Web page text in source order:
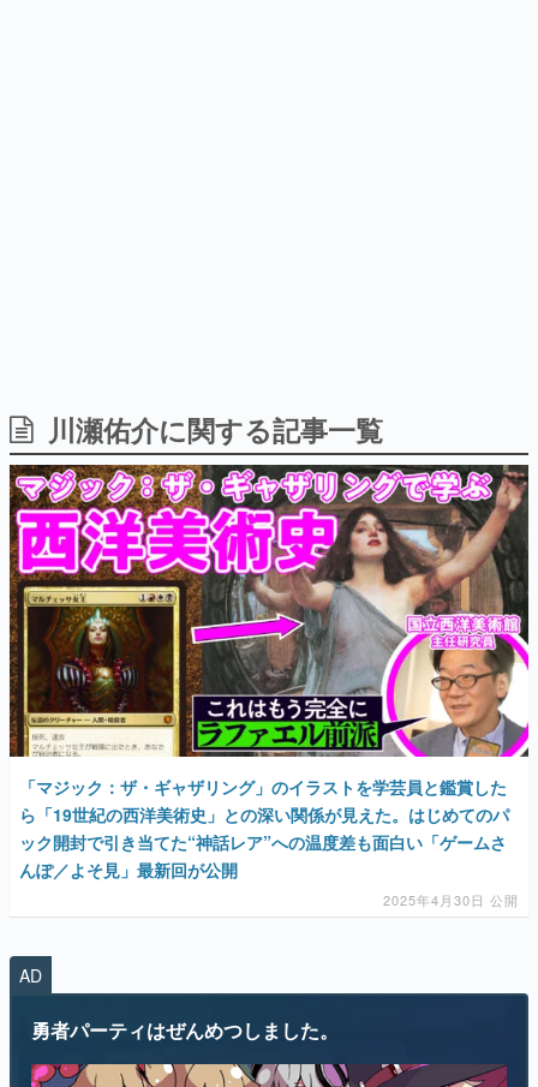
日本のモバイルゲーム史における主要なトピック・タイト
ルを網羅するほか、開発者へのインタビューや識者による
解説を掲載。約20年の歴史が一望できる決定版！
若ゲのいたり〜ゲームクリエイターの青春〜
『うつヌケ』『ペンと箸』等で知られるマンガ家・田中圭
一先生によるゲーム業界レポートマンガです。
なんでゲームは面白い？
ゲーム開発者・hamatsu氏がゲームの魅力を画面や操作の
具体的な形から解き明かしていく、硬派で骨太な評論連載
です。
ゲームが変えた日本語
「経験値」「裏技」「ラスボス」… ゲームにまつわる言葉
の起源や用法の変遷を、コンピューター文化史研究家・タ
イニーP氏が徹底調査。
カテゴリ
特集記事
アプリレビュー
その他
「マジック：ザ・ギャザリング」のイラストを学芸員と鑑賞した
ら「19世紀の西洋美術史」との深い関係が見えた。はじめてのパ
ック開封で引き当てた“神話レア”への温度差も面白い「ゲームさ
んぽ／よそ見」最新回が公開
2025年4月30日 公開
AD